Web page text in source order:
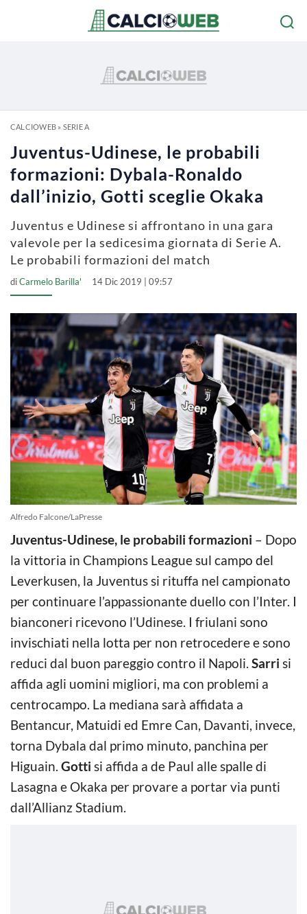
CALCIOWEB» SERIE A
Juventus-Udinese, le probabili
formazioni: Dybala-Ronaldo
dall’inizio, Gotti sceglie Okaka
Juventus e Udinese si affrontano in una gara
valevole per la sedicesima giornata di Serie A.
Le probabili formazioni del match
diCarmelo Barilla' 14 Dic 2019 | 09:57
Alfredo Falcone/LaPresse
Juventus-Udinese, le probabili formazioni – Dopo
la vittoria in Champions League sul campo del
Leverkusen, la Juventus si rituffa nel campionato
per continuare l’appassionante duello con l’Inter. I
bianconeri ricevono l’Udinese. I friulani sono
invischiati nella lotta per non retrocedere e sono
reduci dal buon pareggio contro il Napoli. Sarri si
affida agli uomini migliori, ma con problemi a
centrocampo. La mediana sarà affidata a
Bentancur, Matuidi ed Emre Can, Davanti, invece,
torna Dybala dal primo minuto, panchina per
Higuain. Gotti si affida a de Paul alle spalle di
Lasagna e Okaka per provare a portar via punti
dall’Allianz Stadium.